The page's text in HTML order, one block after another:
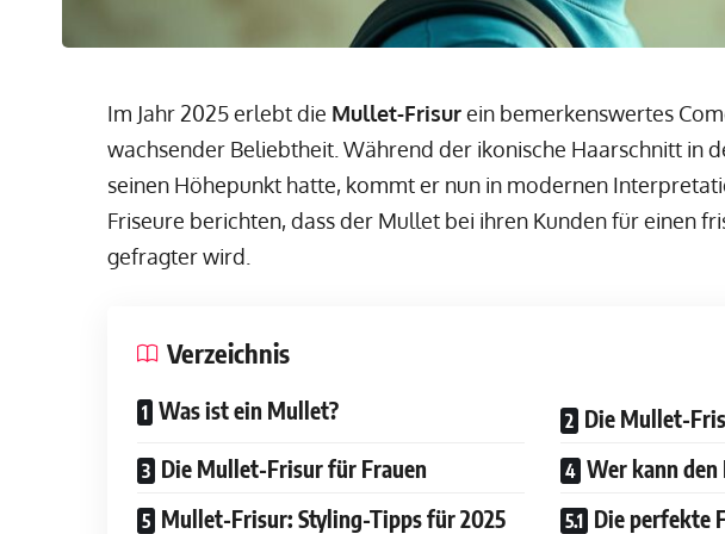
Im Jahr 2025 erlebt die Mullet-Frisurein bemerkenswertes
wachsender Beliebtheit. Während der ikonische Haarschnitt in
seinen Höhepunkt hatte, kommt er nun in modernen
Friseure berichten, dass der Mullet bei ihren Kunden für einen
gefragter wird.
Verzeichnis
Was ist ein Mullet?
Die Mullet-
Die Mullet-Frisur für Frauen
Wer kann
Mullet-Frisur: Styling-Tipps für 2025
Die perfekte